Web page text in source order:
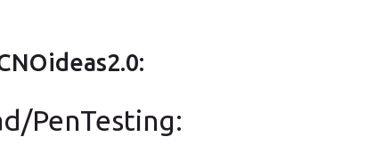
PenTesting: